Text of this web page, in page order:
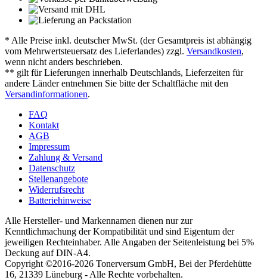
* Alle Preise inkl. deutscher MwSt. (der Gesamtpreis ist abhängig
vom Mehrwertsteuersatz des Lieferlandes) zzgl. Versandkosten,
wenn nicht anders beschrieben.
** gilt für Lieferungen innerhalb Deutschlands, Lieferzeiten für
andere Länder entnehmen Sie bitte der Schaltfläche mit den
Versandinformationen.
FAQ
Kontakt
AGB
Impressum
Zahlung & Versand
Datenschutz
Stellenangebote
Widerrufsrecht
Batteriehinweise
Alle Hersteller- und Markennamen dienen nur zur
Kenntlichmachung der Kompatibilität und sind Eigentum der
jeweiligen Rechteinhaber. Alle Angaben der Seitenleistung bei 5%
Deckung auf DIN-A4.
Copyright ©2016-2026 Tonerversum GmbH, Bei der Pferdehütte
16, 21339 Lüneburg - Alle Rechte vorbehalten.